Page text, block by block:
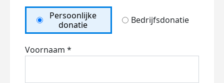
Persoonlijke
donatie
Bedrijfsdonatie
Voornaam *